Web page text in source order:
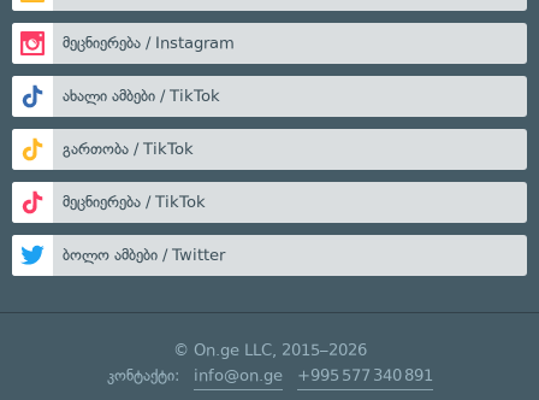
მეცნიერება / Instagram
ახალი ამბები / TikTok
გართობა / TikTok
მეცნიერება / TikTok
ბოლო ამბები / Twitter
© On.ge LLC, 2015–2026
კონტაქტი: info@on.ge +995 577 340 891